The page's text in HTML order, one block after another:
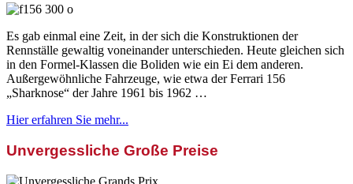
Es gab einmal eine Zeit, in der sich die Konstruktionen der
Rennställe gewaltig voneinander unterschieden. Heute gleichen sich
in den Formel-Klassen die Boliden wie ein Ei dem anderen.
Außergewöhnliche Fahrzeuge, wie etwa der Ferrari 156
„Sharknose“ der Jahre 1961 bis 1962 …
Hier erfahren Sie mehr...
Unvergessliche Große Preise